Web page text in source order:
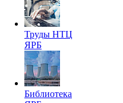
Труды НТЦ
ЯРБ
Библиотека